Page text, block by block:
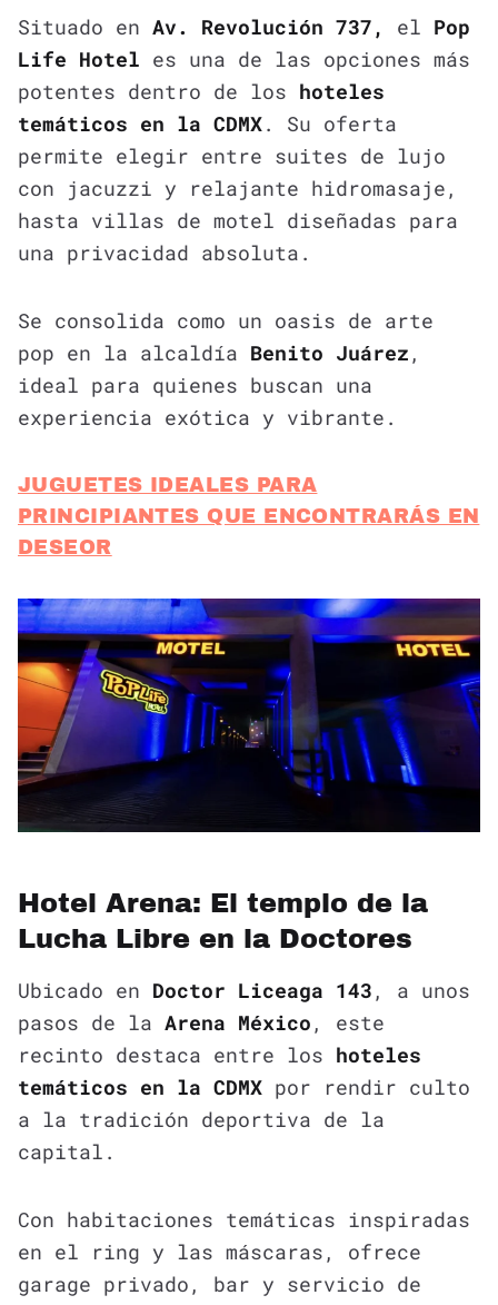
Situado en Av. Revolución 737, el Pop
Life Hotel es una de las opciones más
potentes dentro de los hoteles
temáticos en la CDMX. Su oferta
permite elegir entre suites de lujo
con jacuzzi y relajante hidromasaje,
hasta villas de motel diseñadas para
una privacidad absoluta.
Se consolida como un oasis de arte
pop en la alcaldía Benito Juárez ,
ideal para quienes buscan una
experiencia exótica y vibrante.
JUGUETES IDEALES PARA
PRINCIPIANTES QUE ENCONTRARÁS EN
DESEOR
Hotel Arena: El templo de la
Lucha Libre en la Doctores
Ubicado en Doctor Liceaga 143 , a unos
pasos de la Arena México , este
recinto destaca entre los hoteles
temáticos en la CDMX por rendir culto
a la tradición deportiva de la
capital.
Con habitaciones temáticas inspiradas
en el ring y las máscaras, ofrece
garage privado, bar y servicio de